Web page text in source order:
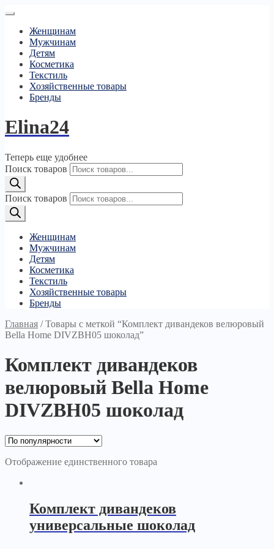
Женщинам
Мужчинам
Детям
Косметика
Текстиль
Хозяйственные товары
Бренды
Elina24
Теперь еще удобнее
Поиск товаров
Поиск товаров
Женщинам
Мужчинам
Детям
Косметика
Текстиль
Хозяйственные товары
Бренды
Главная /Товары с меткой “Комплект дивандеков велюровый
Bella Home DIVZBH05 шоколад”
Комплект дивандеков
велюровый Bella Home
DIVZBH05 шоколад
Отображение единственного товара
Комплект дивандеков
универсальные шоколад